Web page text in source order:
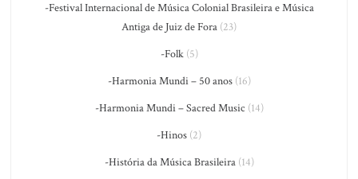
-Festival Internacional de Música Colonial Brasileira e Música
Antiga de Juiz de Fora (23)
-Folk(5)
-Harmonia Mundi – 50 anos(16)
-Harmonia Mundi – Sacred Music (14)
-Hinos (2)
-História da Música Brasileira(14)